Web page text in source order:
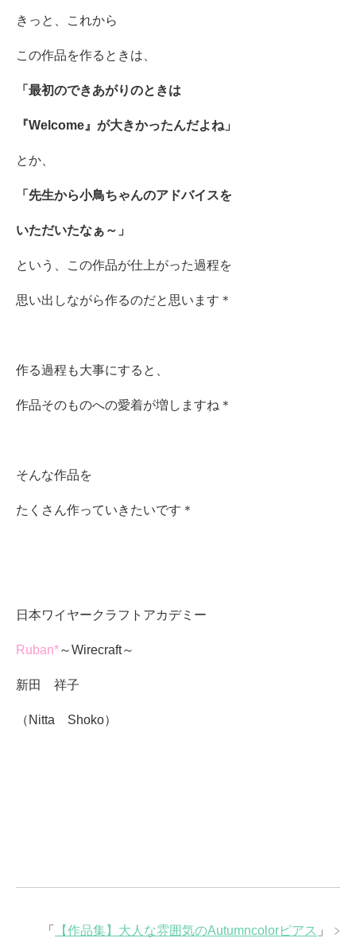
きっと、これから
この作品を作るときは、
「最初のできあがりのときは
『Welcome』が大きかったんだよね」
とか、
「先生から小鳥ちゃんのアドバイスを
いただいたなぁ～」
という、この作品が仕上がった過程を
思い出しながら作るのだと思います＊
作る過程も大事にすると、
作品そのものへの愛着が増しますね＊
そんな作品を
たくさん作っていきたいです＊
日本ワイヤークラフトアカデミー
Ruban*～Wirecraft～
新田 祥子
（Nitta Shoko）
「 【作品集】大人な雰囲気のAutumncolorピアス 」